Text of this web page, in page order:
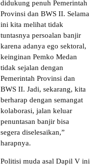
didukung penuh Pemerintah
Provinsi dan BWS II. Selama
ini kita melihat tidak
tuntasnya persoalan banjir
karena adanya ego sektoral,
keinginan Pemko Medan
tidak sejalan dengan
Pemerintah Provinsi dan
BWS II. Jadi, sekarang, kita
berharap dengan semangat
kolaborasi, jalan keluar
penuntasan banjir bisa
segera diselesaikan,”
harapnya.
Politisi muda asal Dapil V ini